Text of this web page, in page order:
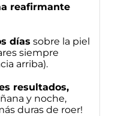
reafirmante
días sobre la piel
siempre
arriba).
resultados,
y noche,
duras de roer!